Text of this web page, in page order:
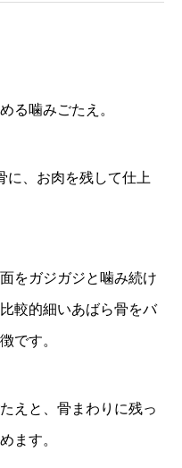
る噛みごたえ。
に、お肉を残して仕上
をガジガジと噛み続け
較的細いあばら骨をバ
です。
えと、骨まわりに残っ
ます。